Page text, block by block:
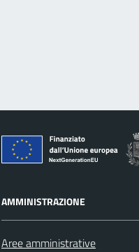
AMMINISTRAZIONE
Aree amministrative